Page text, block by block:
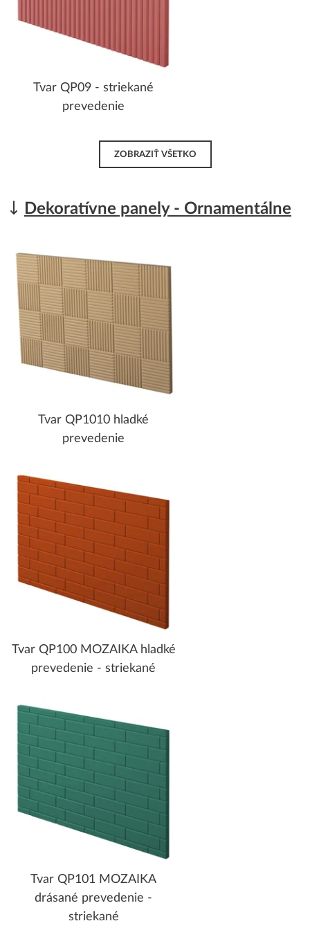
Tvar QP09 - striekané
prevedenie
ZOBRAZIŤ VŠETKO
Dekoratívne panely - Ornamentálne
Tvar QP1010 hladké
prevedenie
Tvar QP100 MOZAIKA hladké
prevedenie - striekané
Tvar QP101 MOZAIKA
drásané prevedenie -
striekané